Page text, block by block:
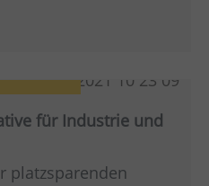
für Industrie und
platzsparenden